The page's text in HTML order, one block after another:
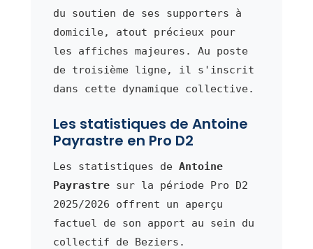
du soutien de ses supporters à
domicile, atout précieux pour
les affiches majeures. Au poste
de troisième ligne, il s'inscrit
dans cette dynamique collective.
Les statistiques de Antoine
Payrastre en Pro D2
Les statistiques de Antoine
Payrastresur la période Pro D2
2025/2026 offrent un aperçu
factuel de son apport au sein du
collectif de Beziers.